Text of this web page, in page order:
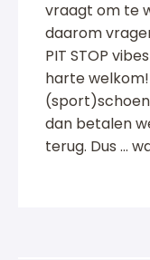
vraagt om te
daarom
PIT STOP
harte
dan betalen
terug. Dus …